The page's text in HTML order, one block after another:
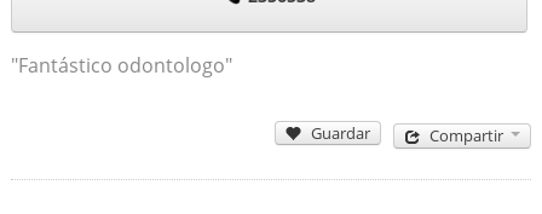
"Fantástico odontologo"
Guardar Compartir